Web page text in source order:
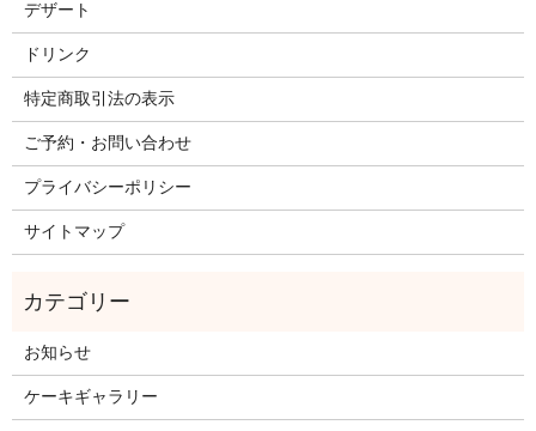
デザート
ドリンク
特定商取引法の表示
ご予約・お問い合わせ
プライバシーポリシー
サイトマップ
お知らせ
ケーキギャラリー